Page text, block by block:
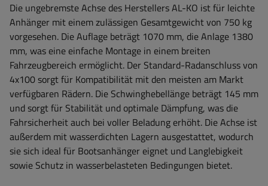
Die ungebremste Achse des Herstellers AL-KO ist für leichte
Anhänger mit einem zulässigen Gesamtgewicht von 750 kg
vorgesehen. Die Auflage beträgt 1070 mm, die Anlage 1380
mm, was eine einfache Montage in einem breiten
Fahrzeugbereich ermöglicht. Der Standard-Radanschluss von
4x100 sorgt für Kompatibilität mit den meisten am Markt
verfügbaren Rädern. Die Schwinghebellänge beträgt 145 mm
und sorgt für Stabilität und optimale Dämpfung, was die
Fahrsicherheit auch bei voller Beladung erhöht. Die Achse ist
außerdem mit wasserdichten Lagern ausgestattet, wodurch
sie sich ideal für Bootsanhänger eignet und Langlebigkeit
sowie Schutz in wasserbelasteten Bedingungen bietet.